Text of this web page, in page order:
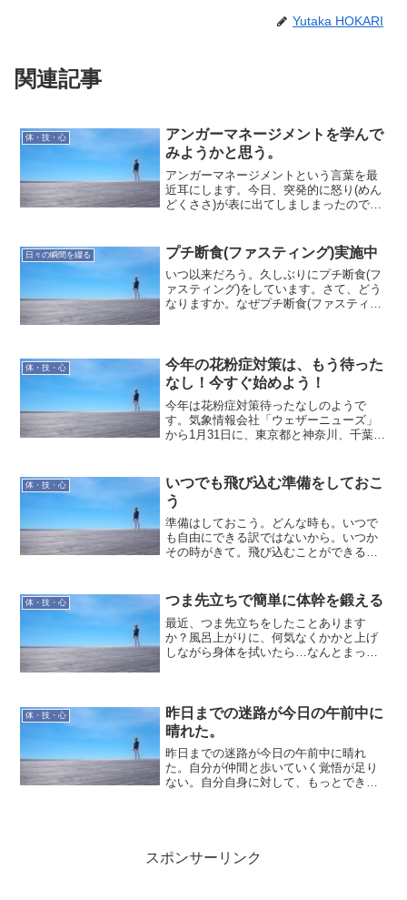
Yutaka HOKARI
関連記事
体・技・心
アンガーマネージメントを学んで
みようかと思う。
アンガーマネージメントという言葉を最
近耳にします。今日、突発的に怒り(めん
どくささ)が表に出てしましまったので、
くはギクシャクした関係になりそう。結
局、ちょっとの時間だ...
日々の瞬間を綴る プチ断食(ファスティング)実施中
いつ以来だろう。久しぶりにプチ断食(フ
ァスティング)をしています。さて、どう
なりますか。なぜプチ断食(ファスティン
体・技・心
今年の花粉症対策は、もう待った
なし！今すぐ始めよう！
今年は花粉症対策待ったなしのようで
す。気象情報会社「ウェザーニューズ」
から1月31日に、東京都と神奈川、千葉、
年より11日早いとのこと。私自身も花粉
症なので、ブログねた...
体・技・心
いつでも飛び込む準備をしておこ
う
準備はしておこう。どんな時も。いつで
も自由にできる訳ではないから。いつか
その時がきて。飛び込むことができるよ
体・技・心 つま先立ちで簡単に体幹を鍛える
最近、つま先立ちをしたことあります
か？風呂上がりに、何気なくかかと上げ
しながら身体を拭いたら…なんとまっす
のときに使っていた筋肉は、...
体・技・心
昨日までの迷路が今日の午前中に
晴れた。
昨日までの迷路が今日の午前中に晴れ
た。自分が仲間と歩いていく覚悟が足り
ない。自分自身に対して、もっとできる
スポンサーリンク